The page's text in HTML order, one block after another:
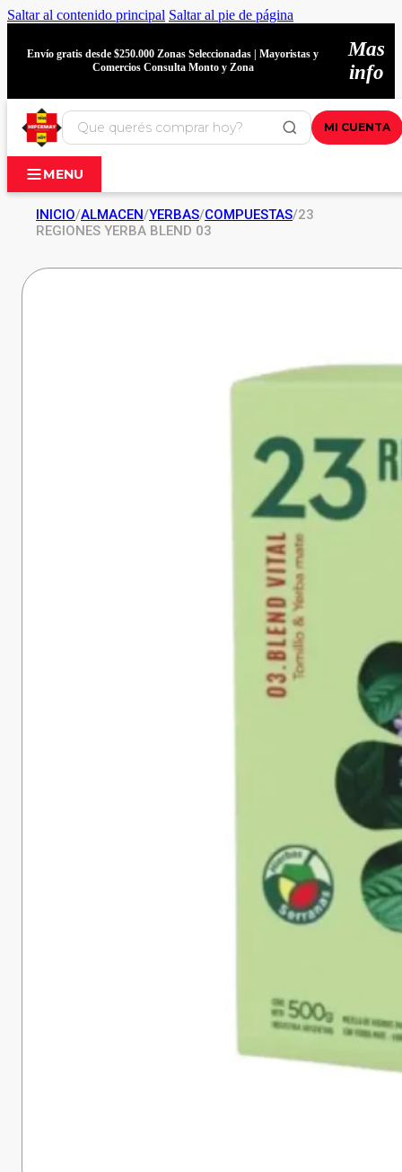
Saltar al contenido principal Saltar al pie de página
Envío gratis desde $250.000 Zonas Seleccionadas | Mayoristas y
Comercios Consulta Monto y Zona
Mas
info
MI CUENTA
MENU
INICIO/ALMACEN/YERBAS/COMPUESTAS/23
REGIONES YERBA BLEND 03